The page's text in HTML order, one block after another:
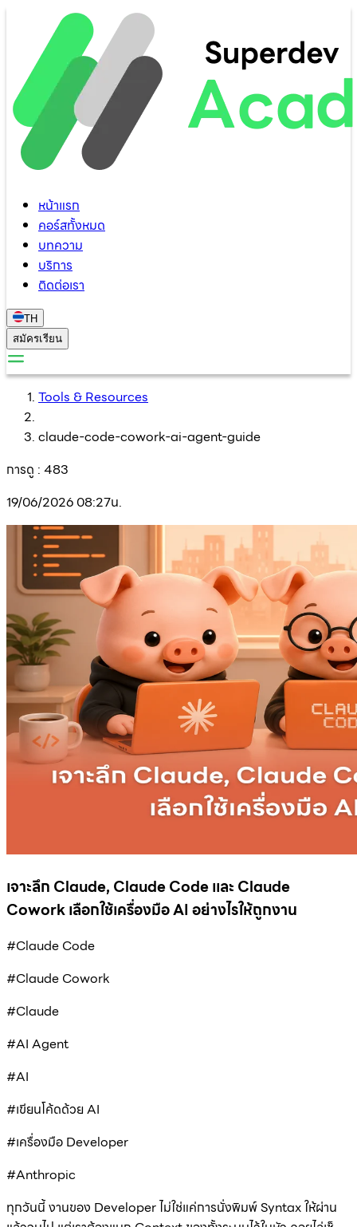
หน้าแรก
คอร์สทั้งหมด
บทความ
บริการ
ติดต่อเรา
TH
สมัครเรียน
Tools & Resources
claude-code-cowork-ai-agent-guide
การดู : 483
19/06/2026 08:27น.
เจาะลึก Claude, Claude Code และ Claude
Cowork เลือกใช้เครื่องมือ AI อย่างไรให้ถูกงาน
#Claude Code
#Claude Cowork
#Claude
#AI Agent
#AI
#เขียนโค้ดด้วย AI
#เครื่องมือ Developer
#Anthropic
ทุกวันนี้ งานของ Developer ไม่ใช่แค่การนั่งพิมพ์ Syntax ให้ผ่าน